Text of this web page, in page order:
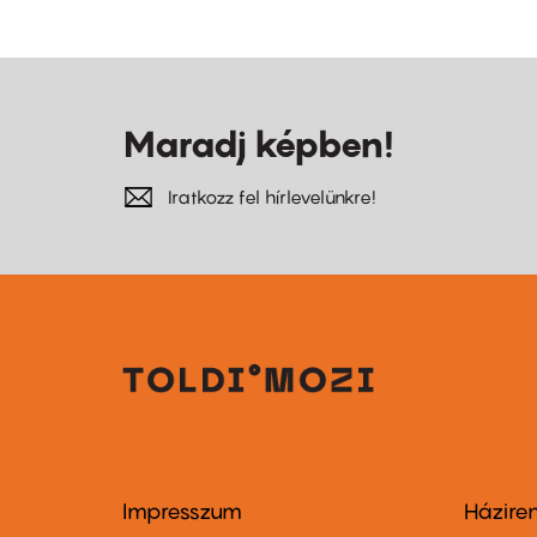
Maradj képben!
Iratkozz fel hírlevelünkre!
Impresszum